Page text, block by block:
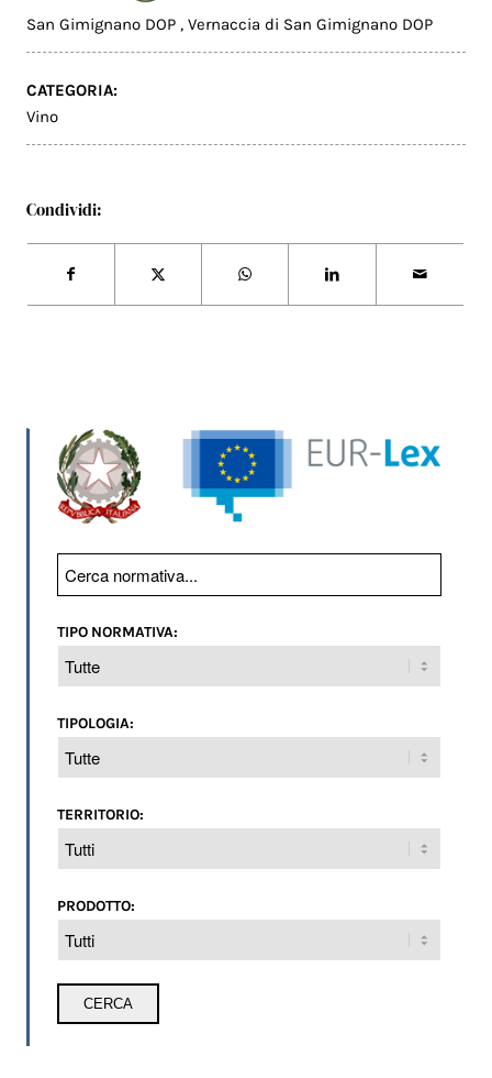
San Gimignano DOP,Vernaccia di San Gimignano DOP
CATEGORIA:
Vino
Condividi:
TIPO NORMATIVA:
TIPOLOGIA:
TERRITORIO:
PRODOTTO: